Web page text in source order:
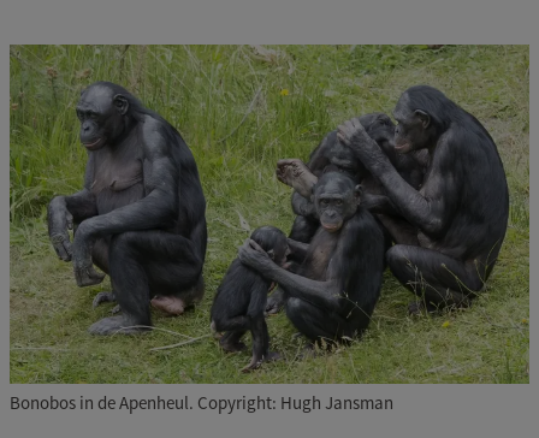
Bonobos in de Apenheul. Copyright: Hugh Jansman